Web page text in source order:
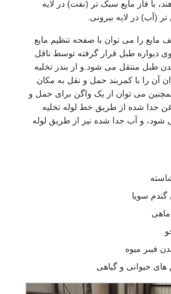
با فاز مایع سبک تر (نفت) در لایه
(آب) در لایه بیرونی.
را می توان با صفحه تنظیم مایع
دیواره طبل قرار گرفته توسط ناقل
طبل منتقل می شود.و از بندر تخلیه
آن را با کمربند حمل و نقل به مکان
می توان از یک واگن برای حمل و
جدا شده از طریق خط لوله تخلیه
و آب جدا شده نیز از طریق لوله
سویا
فیبر میوه
حیوانی و گیاهی